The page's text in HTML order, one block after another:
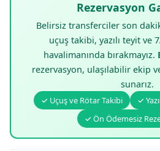
Rezervasyon
Belirsiz transferciler son
uçuş takibi, yazılı teyit ve
havalimanında bırakmayız.
rezervasyon, ulaşılabilir ekip
sunarız.
✓ Uçuş ve Rötar Takibi
✓
✓ Ön Ödemesiz